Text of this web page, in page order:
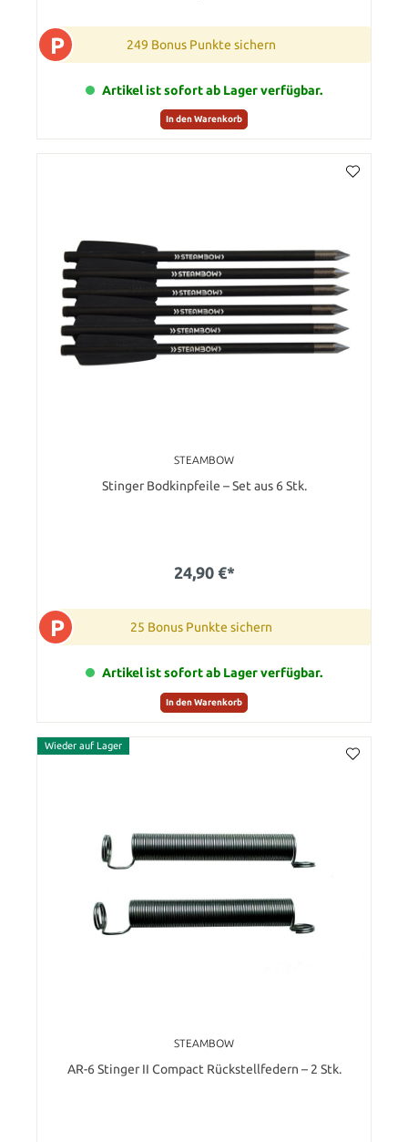
P 249 Bonus Punkte sichern
Artikel ist sofort ab Lager verfügbar.
In den Warenkorb
STEAMBOW
Stinger Bodkinpfeile – Set aus 6 Stk.
24,90 €*
P 25 Bonus Punkte sichern
Artikel ist sofort ab Lager verfügbar.
In den Warenkorb
Wieder auf Lager
STEAMBOW
AR-6 Stinger II Compact Rückstellfedern – 2 Stk.